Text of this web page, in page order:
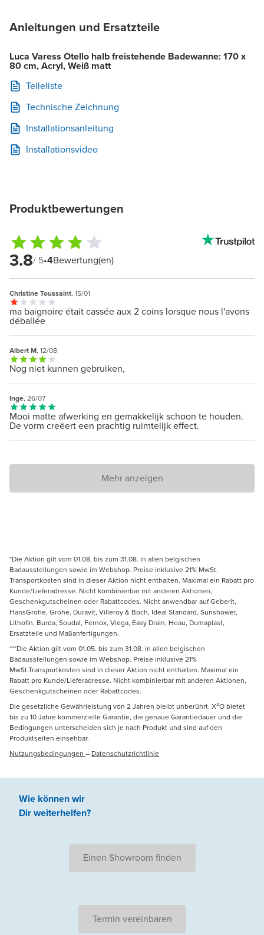
Anleitungen und Ersatzteile
Luca Varess Otello halb freistehende Badewanne: 170 x
80 cm, Acryl, Weiß matt
Teileliste
Technische Zeichnung
Installationsanleitung
Installationsvideo
Produktbewertungen
3.8/ 5•4Bewertung(en)
Christine Toussaint, 15/01
ma baignoire était cassée aux 2 coins lorsque nous l'avons
déballée
Albert M, 12/08
Nog niet kunnen gebruiken,
Inge, 26/07
Mooi matte afwerking en gemakkelijk schoon te houden.
De vorm creëert een prachtig ruimtelijk effect.
Mehr anzeigen
*Die Aktion gilt vom 01.08. bis zum 31.08. in allen belgischen
Badausstellungen sowie im Webshop. Preise inklusive 21% MwSt.
Transportkosten sind in dieser Aktion nicht enthalten. Maximal ein Rabatt pro
Kunde/Lieferadresse. Nicht kombinierbar mit anderen Aktionen,
Geschenkgutscheinen oder Rabattcodes. Nicht anwendbar auf Geberit,
HansGrohe, Grohe, Duravit, Villeroy & Boch, Ideal Standard, Sunshower,
Lithofin, Burda, Soudal, Fernox, Viega, Easy Drain, Heau, Dumaplast,
Ersatzteile und Maßanfertigungen.
***Die Aktion gilt vom 01.05. bis zum 31.08. in allen belgischen
Badausstellungen sowie im Webshop. Preise inklusive 21%
MwSt.Transportkosten sind in dieser Aktion nicht enthalten. Maximal ein
Rabatt pro Kunde/Lieferadresse. Nicht kombinierbar mit anderen Aktionen,
Geschenkgutscheinen oder Rabattcodes.
Die gesetzliche Gewährleistung von 2 Jahren bleibt unberührt. X²O bietet
bis zu 10 Jahre kommerzielle Garantie, die genaue Garantiedauer und die
Bedingungen unterscheiden sich je nach Produkt und sind auf den
Produktseiten einsehbar.
Nutzungsbedingungen – Datenschutzrichtlinie
Wie können wir
Dir weiterhelfen?
Einen Showroom finden
Termin vereinbaren